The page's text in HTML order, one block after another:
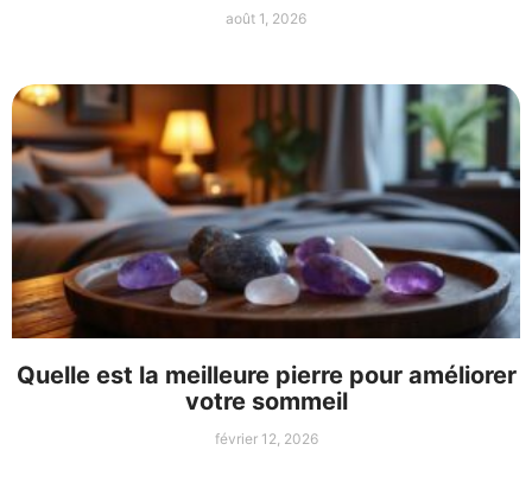
août 1, 2026
Quelle est la meilleure pierre pour améliorer
votre sommeil
février 12, 2026